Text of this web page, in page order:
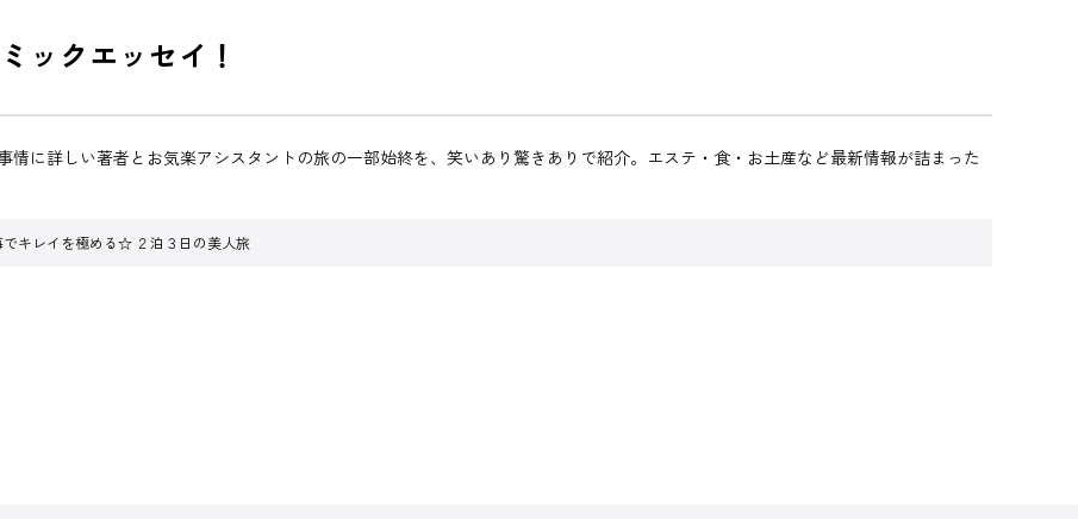
ックエッセイ！
に詳しい著者とお気楽アシスタントの旅の一部始終を、笑いあり驚きありで紹介。エステ・食・お土産など最新情報が詰まった
でキレイを極める☆ ２泊３日の美人旅